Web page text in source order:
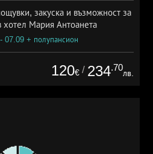
закуска и възможност за
хотел Мария Антоанета
07.09 + полупансион
120€ / 234.70
лв.